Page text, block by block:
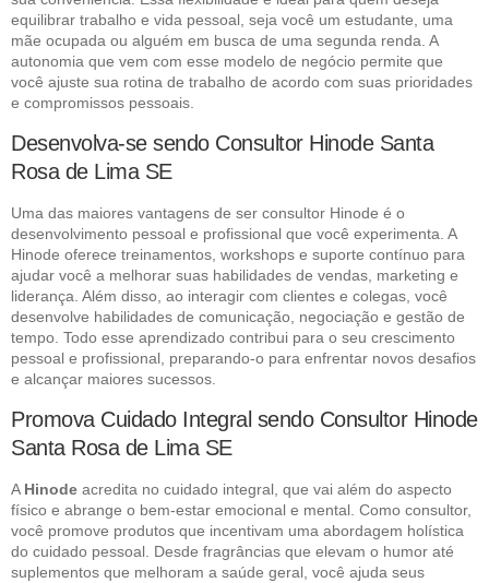
equilibrar trabalho e vida pessoal, seja você um estudante, uma
mãe ocupada ou alguém em busca de uma segunda renda. A
autonomia que vem com esse modelo de negócio permite que
você ajuste sua rotina de trabalho de acordo com suas prioridades
e compromissos pessoais.
Desenvolva-se sendo Consultor Hinode Santa
Rosa de Lima SE
Uma das maiores vantagens de ser consultor Hinode é o
desenvolvimento pessoal e profissional que você experimenta. A
Hinode oferece treinamentos, workshops e suporte contínuo para
ajudar você a melhorar suas habilidades de vendas, marketing e
liderança. Além disso, ao interagir com clientes e colegas, você
desenvolve habilidades de comunicação, negociação e gestão de
tempo. Todo esse aprendizado contribui para o seu crescimento
pessoal e profissional, preparando-o para enfrentar novos desafios
e alcançar maiores sucessos.
Promova Cuidado Integral sendo Consultor Hinode
Santa Rosa de Lima SE
A Hinode acredita no cuidado integral, que vai além do aspecto
físico e abrange o bem-estar emocional e mental. Como consultor,
você promove produtos que incentivam uma abordagem holística
do cuidado pessoal. Desde fragrâncias que elevam o humor até
suplementos que melhoram a saúde geral, você ajuda seus